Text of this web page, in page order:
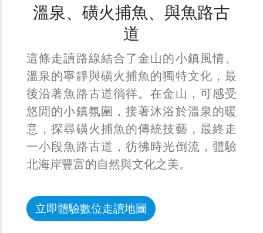
溫泉、磺火捕魚、與魚路古
道
這條走讀路線結合了金山的小鎮風情、
溫泉的寧靜與磺火捕魚的獨特文化，最
後沿著魚路古道徜徉。在金山，可感受
悠閒的小鎮氛圍，接著沐浴於溫泉的暖
意，探尋磺火捕魚的傳統技藝，最終走
一小段魚路古道，彷彿時光倒流，體驗
北海岸豐富的自然與文化之美。
立即體驗數位走讀地圖